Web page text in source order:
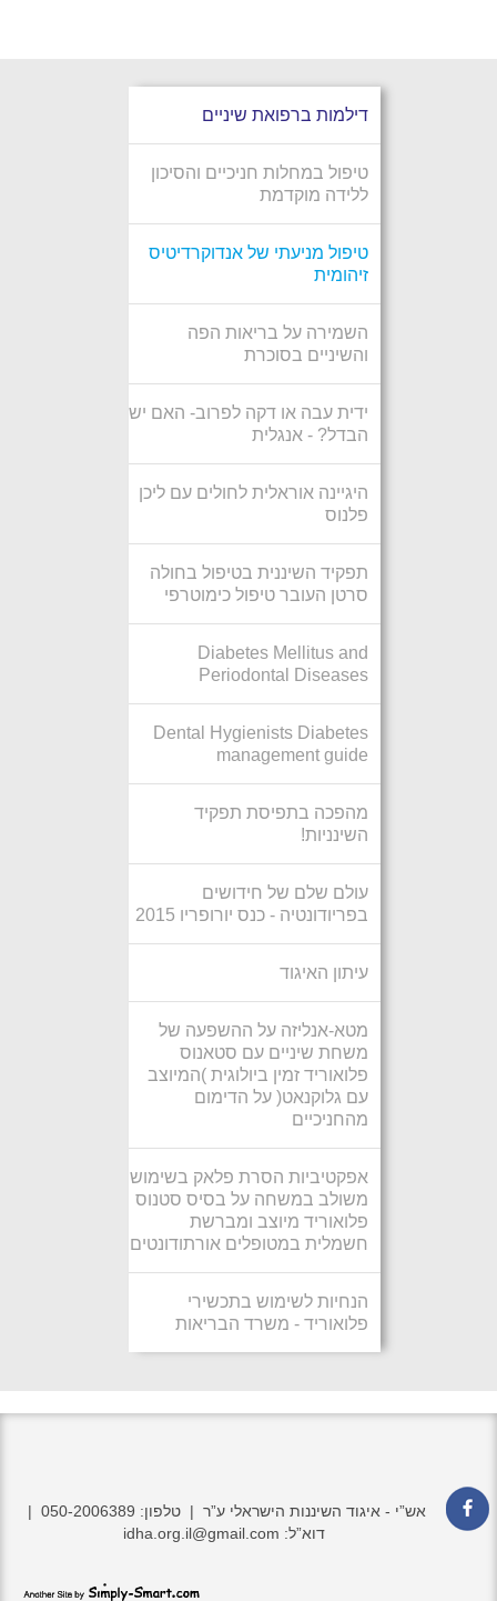
דילמות ברפואת שיניים
טיפול במחלות חניכיים והסיכון
ללידה מוקדמת
טיפול מניעתי של אנדוקרדיטיס
זיהומית
השמירה על בריאות הפה
והשיניים בסוכרת
ידית עבה או דקה לפרוב- האם יש
הבדל? - אנגלית
היגיינה אוראלית לחולים עם ליכן
פלנוס
תפקיד השיננית בטיפול בחולה
סרטן העובר טיפול כימוטרפי
Diabetes Mellitus and
Periodontal Diseases
Dental Hygienists Diabetes
management guide
מהפכה בתפיסת תפקיד
השינניות!
עולם שלם של חידושים
בפריודונטיה - כנס יורופריו 2015
עיתון האיגוד
מטא-אנליזה על ההשפעה של
משחת שיניים עם סטאנוס
פלואוריד זמין ביולוגית )המיוצב
עם גלוקנאט( על הדימום
מהחניכיים
אפקטיביות הסרת פלאק בשימוש
משולב במשחה על בסיס סטנוס
פלואוריד מיוצב ומברשת
חשמלית במטופלים אורתודונטים
הנחיות לשימוש בתכשירי
פלואוריד - משרד הבריאות
אש”י - איגוד השיננות הישראלי ע”ר | טלפון: 050-2006389 |
דוא”ל: idha.org.il@gmail.com